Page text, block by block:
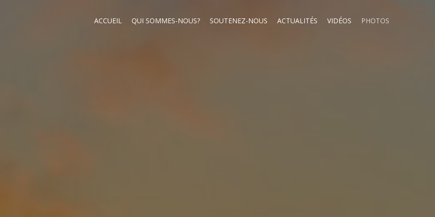
ACCUEIL QUI SOMMES-NOUS? SOUTENEZ-NOUS ACTUALITÉS VIDÉOS PHOTOS